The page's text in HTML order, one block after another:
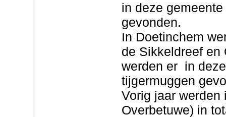
in deze
gevonden.
In Doetinchem
de Sikkeldreef en
werden er in
tijgermuggen
Vorig jaar werden
Overbetuwe) in